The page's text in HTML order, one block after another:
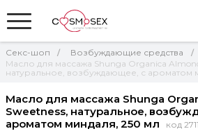
Секс-шоп Возбуждающие средства
Масло для массажа Shunga Organica
натуральное, возбуждающее, с ароматом
Масло для массажа Shunga
Sweetness, натуральное,
ароматом миндаля, 250 мл
код